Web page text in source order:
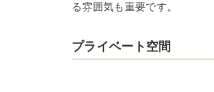
る雰囲気も重要です。
プライベート空間